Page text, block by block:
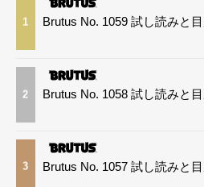
1 Brutus No. 1059 試し読みと
2 Brutus No. 1058 試し読みと
3 Brutus No. 1057 試し読みと